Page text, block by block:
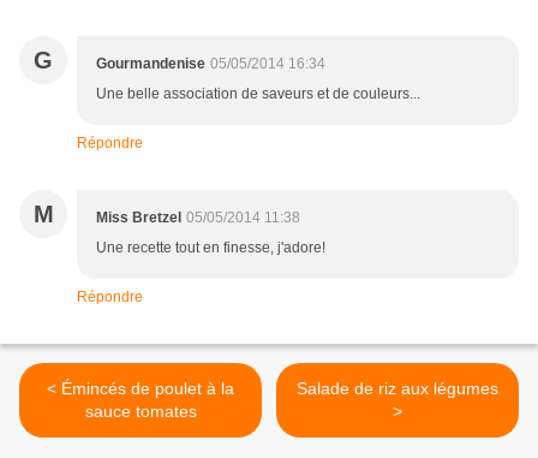
G Gourmandenise 05/05/2014 16:34
Une belle association de saveurs et de couleurs...
Répondre
M Miss Bretzel 05/05/2014 11:38
Une recette tout en finesse, j'adore!
Répondre
< Émincés de poulet à la
sauce tomates
Salade de riz aux légumes
>